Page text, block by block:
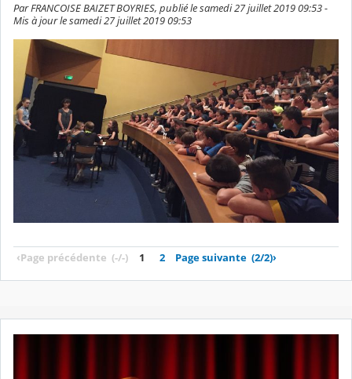
Par FRANCOISE BAIZET BOYRIES, publié le samedi 27 juillet 2019 09:53 -
Mis à jour le samedi 27 juillet 2019 09:53
‹Page précédente (-/-) 1 2 Page suivante (2/2)›